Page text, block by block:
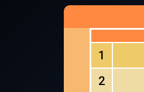
1
2